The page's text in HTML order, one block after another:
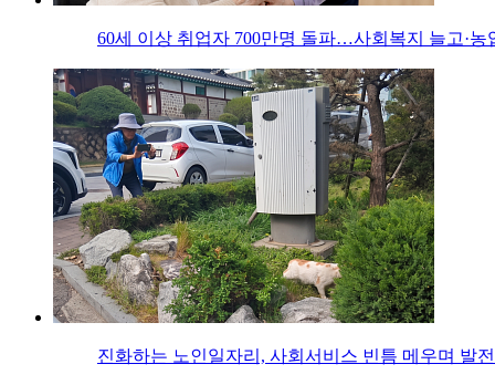
60세 이상 취업자 700만명 돌파…사회복지 늘고·농
진화하는 노인일자리, 사회서비스 빈틈 메우며 발